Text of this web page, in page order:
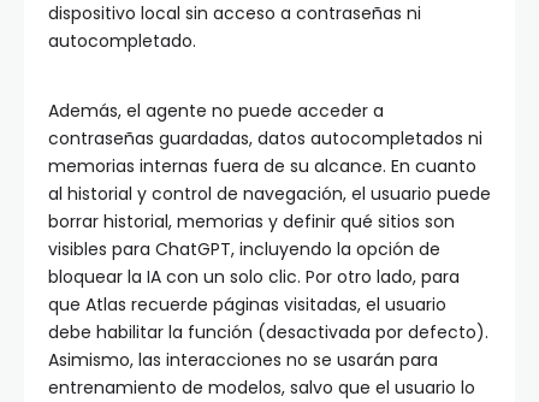
dispositivo local sin acceso a contraseñas ni
autocompletado.
Además, el agente no puede acceder a
contraseñas guardadas, datos autocompletados ni
memorias internas fuera de su alcance. En cuanto
al historial y control de navegación, el usuario puede
borrar historial, memorias y definir qué sitios son
visibles para ChatGPT, incluyendo la opción de
bloquear la IA con un solo clic. Por otro lado, para
que Atlas recuerde páginas visitadas, el usuario
debe habilitar la función (desactivada por defecto).
Asimismo, las interacciones no se usarán para
entrenamiento de modelos, salvo que el usuario lo